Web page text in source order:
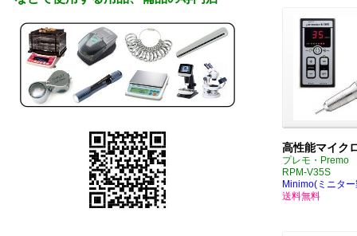
高性能マイク
プレモ・Premo
RPM-V35S
Minimo(ミニタ
送料無料